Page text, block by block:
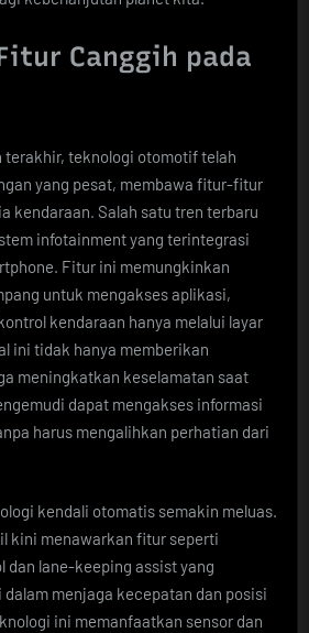
Canggih pada
terakhir, teknologi otomotif telah
yang pesat, membawa fitur-fitur
kendaraan. Salah satu tren terbaru
infotainment yang terintegrasi
Fitur ini memungkinkan
untuk mengakses aplikasi,
kendaraan hanya melalui layar
ini tidak hanya memberikan
meningkatkan keselamatan saat
dapat mengakses informasi
harus mengalihkan perhatian dari
kendali otomatis semakin meluas.
kini menawarkan fitur seperti
dan lane-keeping assist yang
menjaga kecepatan dan posisi
ini memanfaatkan sensor dan